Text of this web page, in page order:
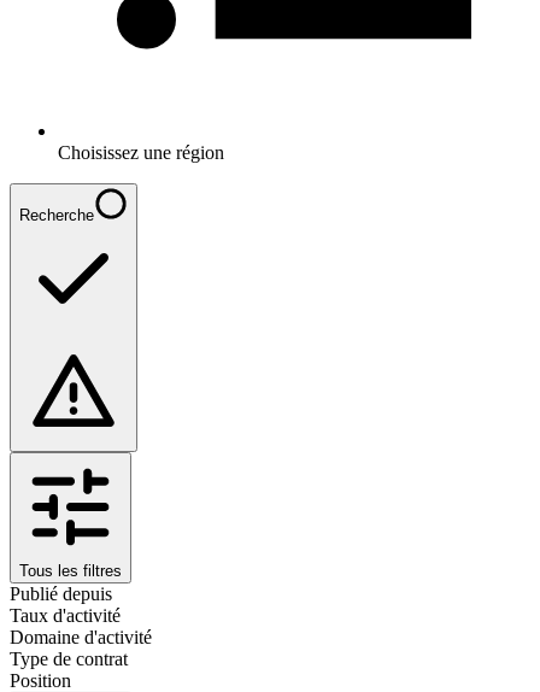
Choisissez une région
Recherche
Tous les filtres
Publié depuis
Taux d'activité
Domaine d'activité
Type de contrat
Position